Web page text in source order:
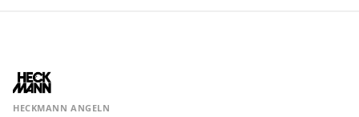
HECKMANN ANGELN